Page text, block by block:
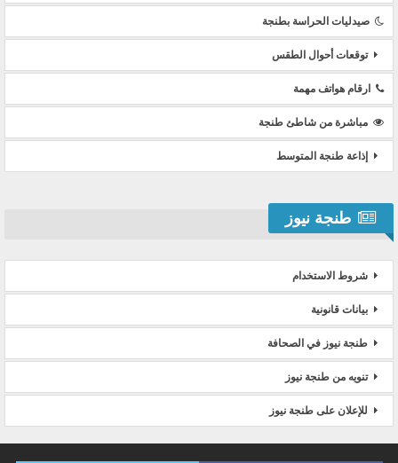
صيدليات الحراسة بطنجة
توقعات أحوال الطقس
ارقام هواتف مهمة
مباشرة من شاطئ طنجة
إذاعة طنجة المتوسط
طنجة نيوز
شروط الاستخدام
بيانات قانونية
طنجة نيوز في الصحافة
تنويه من طنجة نيوز
للإعلان على طنجة نيوز